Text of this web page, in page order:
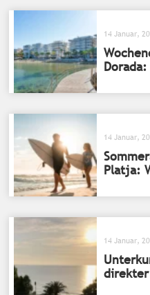
14 Januar,
14 Januar,
Platja:
14 Januar,